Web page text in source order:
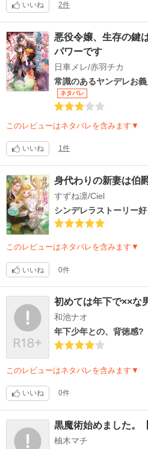
いいね 2件
悪役令嬢、生存の鍵
パワーです
日車メレ/赤羽チカ
常識のあるヤンデレお
ネタバレ
このレビューはネタバレを含みます▼
いいね 1件
身代わりの新妻は伯
すずね凛/Ciel
シンデレラストーリー
このレビューはネタバレを含みます▼
いいね 0件
初めては年下で××な
和池ナオ
年下少年との、背徳感?
このレビューはネタバレを含みます▼
いいね 0件
黒魔術始めました。
柚木マチ